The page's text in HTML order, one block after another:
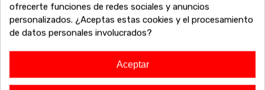
ofrecerte funciones de redes sociales y anuncios
personalizados. ¿Aceptas estas cookies y el procesamiento
de datos personales involucrados?
Aceptar